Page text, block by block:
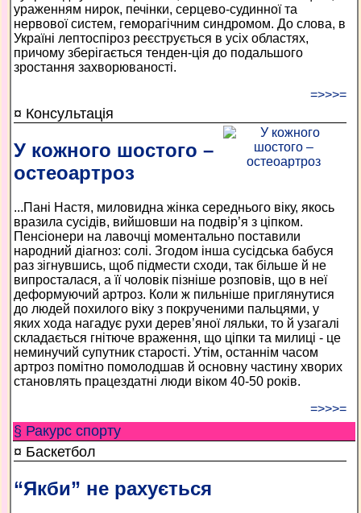
ураженням нирок, печінки, серцево-судинної та
нервової систем, геморагічним синдромом. До слова, в
Україні лептоспіроз реєструється в усіх областях,
причому зберігається тенден-ція до подальшого
зростання захворюваності.
=>>>=
¤ Консультація
У кожного шостого –
остеоартроз
...Пані Настя, миловидна жінка середнього віку, якось
вразила сусідів, вийшовши на подвір’я з ціпком.
Пенсіонери на лавочці моментально поставили
народний діагноз: солі. Згодом інша сусідська бабуся
раз зігнувшись, щоб підмести сходи, так більше й не
випросталася, а її чоловік пізніше розповів, що в неї
деформуючий артроз. Коли ж пильніше приглянутися
до людей похилого віку з покрученими пальцями, у
яких хода нагадує рухи дерев’яної ляльки, то й узагалі
складається гнітюче враження, що ціпки та милиці - це
неминучий супутник старості. Утім, останнім часом
артроз помітно помолодшав й основну частину хворих
становлять працездатні люди віком 40-50 років.
=>>>=
§ Ракурс спорту
¤ Баскетбол
“Якби” не рахується